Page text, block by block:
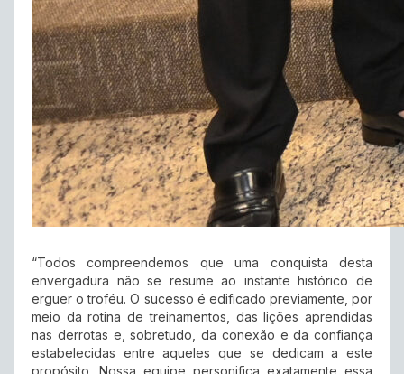
“Todos compreendemos que uma conquista desta
envergadura não se resume ao instante histórico de
erguer o troféu. O sucesso é edificado previamente, por
meio da rotina de treinamentos, das lições aprendidas
nas derrotas e, sobretudo, da conexão e da confiança
estabelecidas entre aqueles que se dedicam a este